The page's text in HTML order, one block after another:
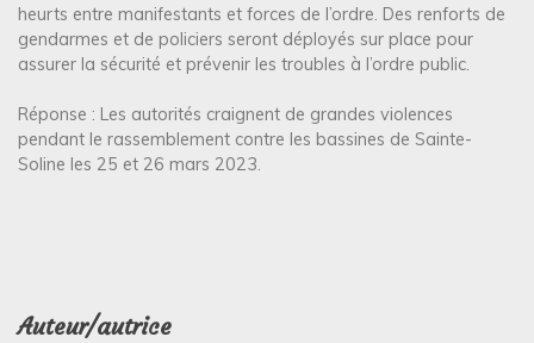
heurts entre manifestants et forces de l’ordre. Des renforts de
gendarmes et de policiers seront déployés sur place pour
assurer la sécurité et prévenir les troubles à l’ordre public.
Réponse : Les autorités craignent de grandes violences
pendant le rassemblement contre les bassines de Sainte-
Soline les 25 et 26 mars 2023.
Auteur/autrice